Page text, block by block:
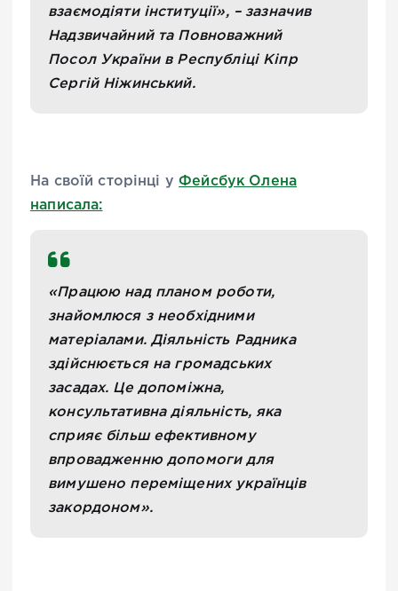
взаємодіяти інституції», – зазначив
Надзвичайний та Повноважний
Посол України в Республіці Кіпр
Сергій Ніжинський.
На своїй сторінці уФейсбук Олена
написала:
«Працюю над планом роботи,
знайомлюся з необхідними
матеріалами. Діяльність Радника
здійснюється на громадських
засадах. Це допоміжна,
консультативна діяльність, яка
сприяє більш ефективному
впровадженню допомоги для
вимушено переміщених українців
закордоном».